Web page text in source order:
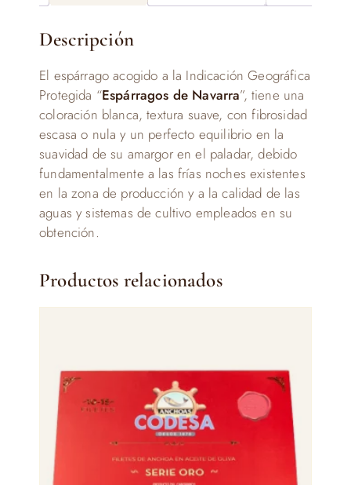
Descripción
El espárrago acogido a la Indicación Geográfica
Protegida “Espárragos de Navarra”, tiene una
coloración blanca, textura suave, con fibrosidad
escasa o nula y un perfecto equilibrio en la
suavidad de su amargor en el paladar, debido
fundamentalmente a las frías noches existentes
en la zona de producción y a la calidad de las
aguas y sistemas de cultivo empleados en su
obtención.
Productos relacionados